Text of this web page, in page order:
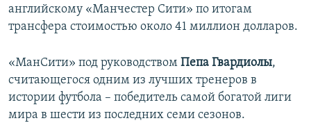
английскому «Манчестер Сити» по итогам
трансфера стоимостью около 41 миллион долларов.
«МанСити» под руководством Пепа Гвардиолы,
считающегося одним из лучших тренеров в
истории футбола – победитель самой богатой лиги
мира в шести из последних семи сезонов.